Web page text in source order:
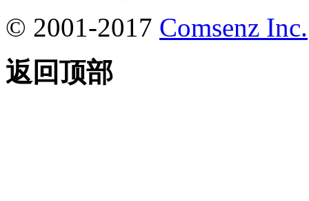
© 2001-2017 Comsenz Inc.
返回顶部